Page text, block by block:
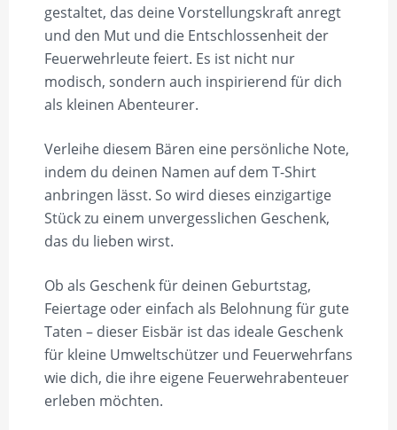
gestaltet, das deine Vorstellungskraft anregt
und den Mut und die Entschlossenheit der
Feuerwehrleute feiert. Es ist nicht nur
modisch, sondern auch inspirierend für dich
als kleinen Abenteurer.
Verleihe diesem Bären eine persönliche Note,
indem du deinen Namen auf dem T-Shirt
anbringen lässt. So wird dieses einzigartige
Stück zu einem unvergesslichen Geschenk,
das du lieben wirst.
Ob als Geschenk für deinen Geburtstag,
Feiertage oder einfach als Belohnung für gute
Taten – dieser Eisbär ist das ideale Geschenk
für kleine Umweltschützer und Feuerwehrfans
wie dich, die ihre eigene Feuerwehrabenteuer
erleben möchten.